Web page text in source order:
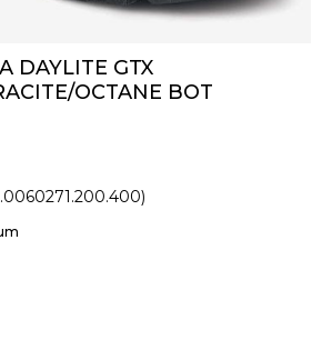
DAYLITE GTX
OCTANE BOT